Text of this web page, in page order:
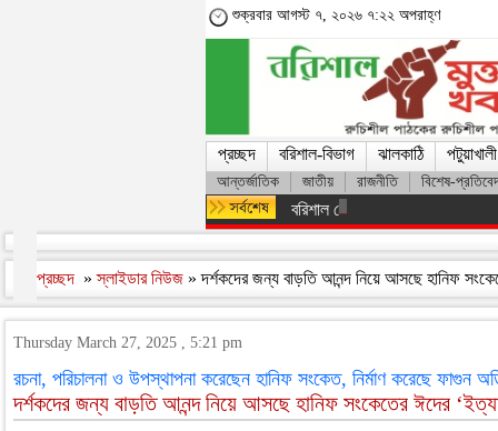
শুক্রবার আগস্ট ৭, ২০২৬ ৭:২২ অপরাহ্ণ
প্রচ্ছদ বরিশাল-বিভাগ ঝালকাঠি পটুয়াখালী
আন্তর্জাতিক জাতীয় রাজনীতি বিশেষ-
বরিশাল থেকে যেন কোনো রোগীকে
প্রচ্ছদ »স্লাইডার নিউজ » দর্শকদের জন্য বাড়তি আনন্দ নিয়ে আসছে হানিফ
Thursday March 27, 2025 , 5:21 pm
রচনা, পরিচালনা ও উপস্থাপনা করেছেন হানিফ সংকেত, নির্মাণ করেছে ফাগুন
দর্শকদের জন্য বাড়তি আনন্দ নিয়ে আসছে হানিফ সংকেতের ঈদের